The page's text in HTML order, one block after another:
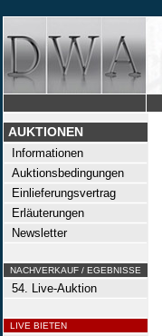
AUKTIONEN
Informationen
Auktionsbedingungen
Einlieferungsvertrag
Erläuterungen
Newsletter
NACHVERKAUF / EGEBNISSE
54. Live-Auktion
LIVE BIETEN